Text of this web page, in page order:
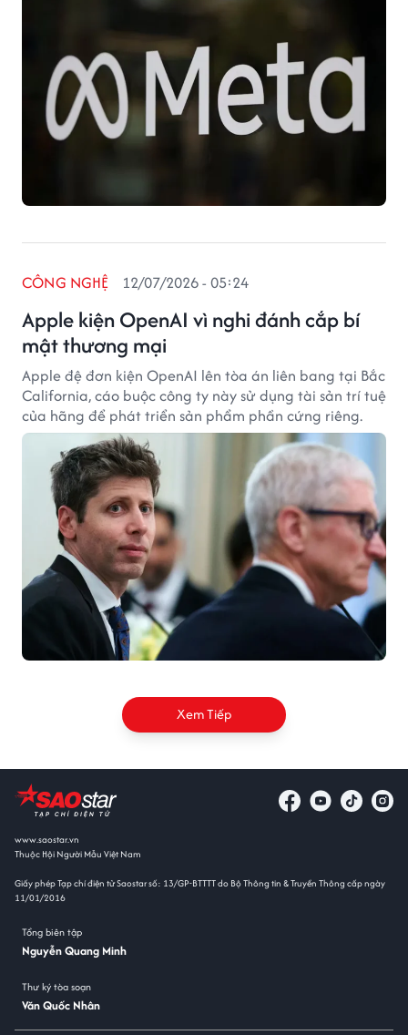
Apple kiện OpenAI vì nghi đánh cắp bí
mật thương mại
CÔNG NGHỆ 12/07/2026 - 05:24
Apple đệ đơn kiện OpenAI lên tòa án liên bang tại Bắc
California, cáo buộc công ty này sử dụng tài sản trí tuệ
của hãng để phát triển sản phẩm phần cứng riêng.
Xem Tiếp
www.saostar.vn
Thuộc Hội Người Mẫu Việt Nam
Giấy phép Tạp chí điện tử Saostar số: 13/GP-BTTTT do Bộ Thông tin & Truyền Thông cấp ngày
11/01/2016
Tổng biên tập
Nguyễn Quang Minh
Thư ký tòa soạn
Văn Quốc Nhân